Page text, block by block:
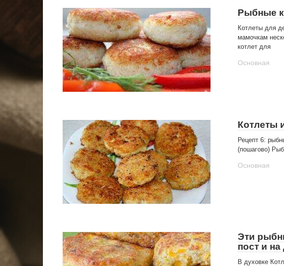
Рыбные
Котлеты для
мамочкам
котлет для
Основная
Котлеты
Рецепт 6:
(пошагово)
Основная
Эти
пост и на
В духовке